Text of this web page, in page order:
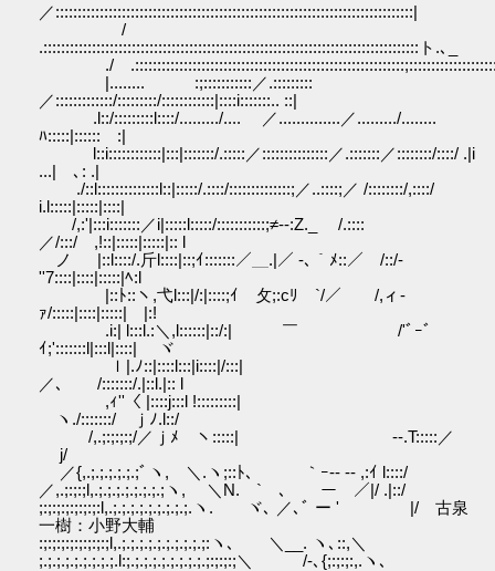
／:::::::::::::::::::::::::::::::::::::::::::::::::::::::::::::::::::::::::::::::::|
/
.:::::::::::::::::::::::::::::::::::::::::::::::::::::::::::::::::::::::::::::::::::::ト.､_
./
|........ :;:::::::::::／.:::::::::
／:::::::::::::/:::::::::/::::::::::::|::::i:::::::.. ::|
.l::/:::::::::l::::/........./.... ／..............／........./........
ﾊ:::::|:::::: :|
l::i::::::::::::|:::|:::::::/.:::::／:::::::::::::::／.:::::::／::::::::/::::/ .|i
...| ､: .|
./::l::::::::::::::l::|:::::/.::::/::::::::::::::;／..::::;／ /::::::::/,::::/
i.l:::::|:::::|::::|
/,:'|:::i:::::::／i|:::::l:::::/:::::::::::;≠‐-:Z._ /.::::
／/:::/ ,!::|:::::|:::::|:: l
ノ |::l::::/.斤l::::|::;ｲ:::::::／＿.|／ -､｀ﾒ::／ /::/-
''7::::|::::|:::::|ﾍ:l
|::ﾄ::ヽ,弋l:::|/:|::::;ｲ 攵;:cﾘ￣`/／ /,ィ-
ｧ/:::::|::::|:::::| |:!
.i:| l:::l.:＼,l::::::|::/:| ￣ /'ﾞｰﾞ
ｲ;':::::::l|:::l|::::| ヾ
ｌ|.ﾉ::|::::l:::|i::::|/:::|
／､ /:::::::/.|::l.|:: l
,ｨ''〈 |::::j:::l !:::::::::|
ヽ./:::::::/ ｊﾉ.l::/
/,.;:;:;:;/／ｊﾒ ヽ:::::| -‐.T:::::／
j/
／{,.;.;.;.;.;.;ﾞヽ, ＼.ヽ;::ﾄ､ ｀ｰ-- -‐ ,:ｲ l::::/
／,.;:;:;l,.;.;.;.;.;.;.;.;ヽ, ＼N. ` ､ ー ／|/ .|::/
;:;:;:;:;:;:;:l,.;.;.;.;.;.;.;.;.;.ヽ. ヾ､ ／､ﾞ ー ' |/ 古泉
一樹：小野大輔
:;:;:;:;:;:;:;:;l,.;.;.;.;.;.;.;.;.;.;:ヽ､ ＼__. ヽ､::,＼
;.;.;.;.;.;.;.;.;.l:;.;.;.;.;.;.;.;.;.;:;:;:;＼ /-､{;:;:;:,.ヽ､